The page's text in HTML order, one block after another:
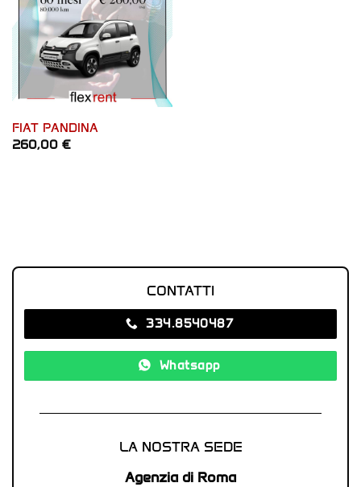
FIAT PANDINA
260,00 €
CONTATTI
334.8540487‬
Whatsapp
LA NOSTRA SEDE
Agenzia di Roma